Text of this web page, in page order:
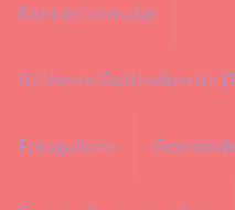
Kontaktformular
Gefeierte Gottesdienste
Fotogallerie